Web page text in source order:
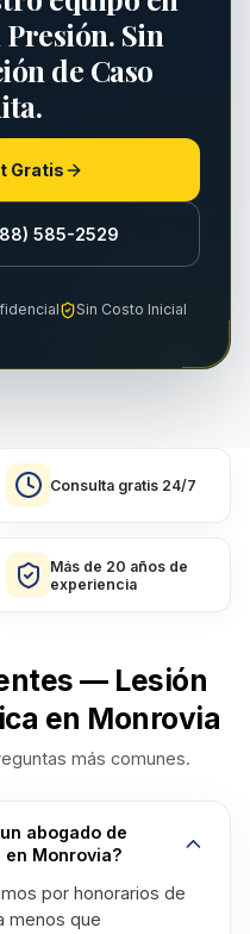
Presión. Sin
de Caso
Gratis
585-2529
Sin Costo Inicial
Consulta gratis 24/7
Más de 20 años de
experiencia
— Lesión
en Monrovia
más comunes.
abogado de
Monrovia?
por honorarios de
menos que